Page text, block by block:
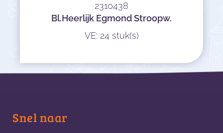
2310438
Bl.Heerlijk Egmond Stroopw.
VE: 24 stuk(s)
Snel naar